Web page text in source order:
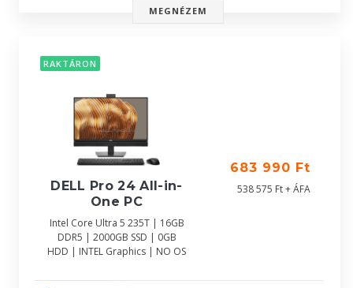
MEGNÉZEM
RAKTÁRON
DELL Pro 24 All-in-
One PC
Intel Core Ultra 5 235T | 16GB
DDR5 | 2000GB SSD | 0GB
HDD | INTEL Graphics | NO OS
683 990 Ft
538 575 Ft + ÁFA